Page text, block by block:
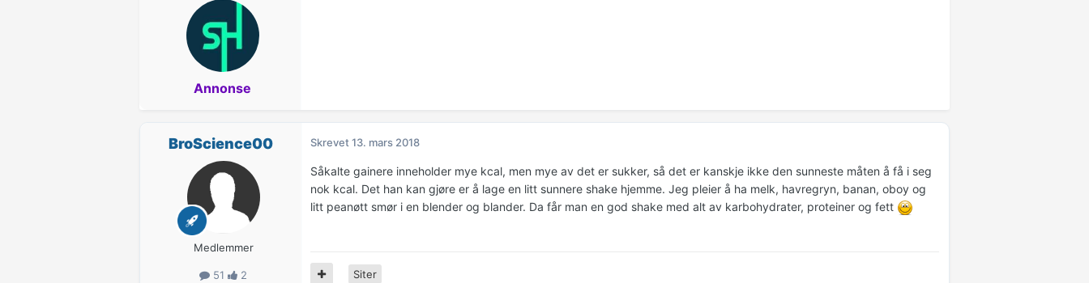
Annonse
BroScience00
Medlemmer
51 2
Skrevet13. mars 2018
Såkalte gainere inneholder mye kcal, men mye av det er sukker, så det er kanskje ikke den sunneste måten å få i seg
nok kcal. Det han kan gjøre er å lage en litt sunnere shake hjemme. Jeg pleier å ha melk, havregryn, banan, oboy og
litt peanøtt smør i en blender og blander. Da får man en god shake med alt av karbohydrater, proteiner og fett
Siter